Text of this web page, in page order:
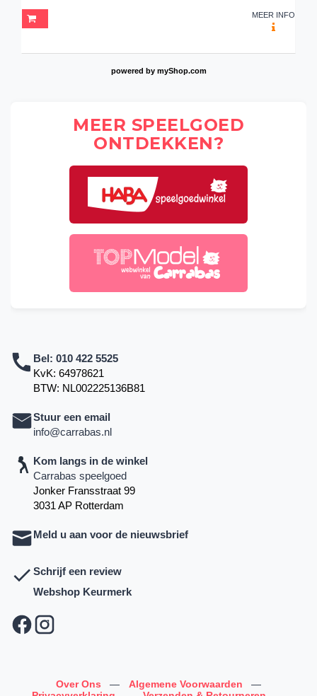
MEER INFO
powered by myShop.com
MEER SPEELGOED
ONTDEKKEN?
Bel: 010 422 5525
KvK: 64978621
BTW: NL002225136B81
Stuur een email
info@carrabas.nl
Kom langs in de winkel
Carrabas speelgoed
Jonker Fransstraat 99
3031 AP Rotterdam
Meld u aan voor de nieuwsbrief
Schrijf een review
Webshop Keurmerk
Over Ons — Algemene Voorwaarden
—